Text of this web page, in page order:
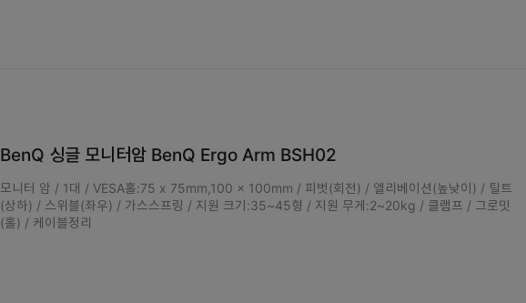
BenQ 싱글 모니터암 BenQ Ergo Arm BSH02
모니터 암 / 1대 / VESA홀:75 x 75mm,100 x 100mm / 피벗(회전) / 엘리베이션(높낮이) / 틸트
(상하) / 스위블(좌우) / 가스스프링 / 지원 크기:35~45형 / 지원 무게:2~20kg / 클램프 / 그로밋
(홀) / 케이블정리